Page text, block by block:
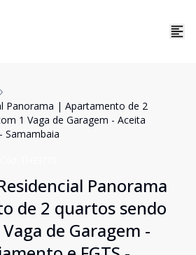
Panorama | Apartamento de 2
1 Vaga de Garagem - Aceita
Samambaia
Panorama
de 2 quartos sendo
de Garagem -